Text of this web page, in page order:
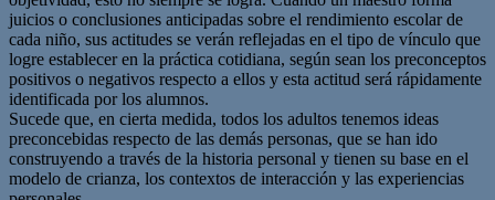
juicios o conclusiones anticipadas sobre el rendimiento escolar de
cada niño, sus actitudes se verán reflejadas en el tipo de vínculo que
logre establecer en la práctica cotidiana, según sean los preconceptos
positivos o negativos respecto a ellos y esta actitud será rápidamente
identificada por los alumnos.
Sucede que, en cierta medida, todos los adultos tenemos ideas
preconcebidas respecto de las demás personas, que se han ido
construyendo a través de la historia personal y tienen su base en el
modelo de crianza, los contextos de interacción y las experiencias